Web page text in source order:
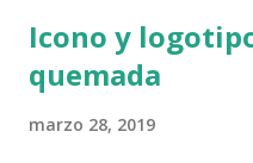
Icono y
quemada
marzo 28, 2019